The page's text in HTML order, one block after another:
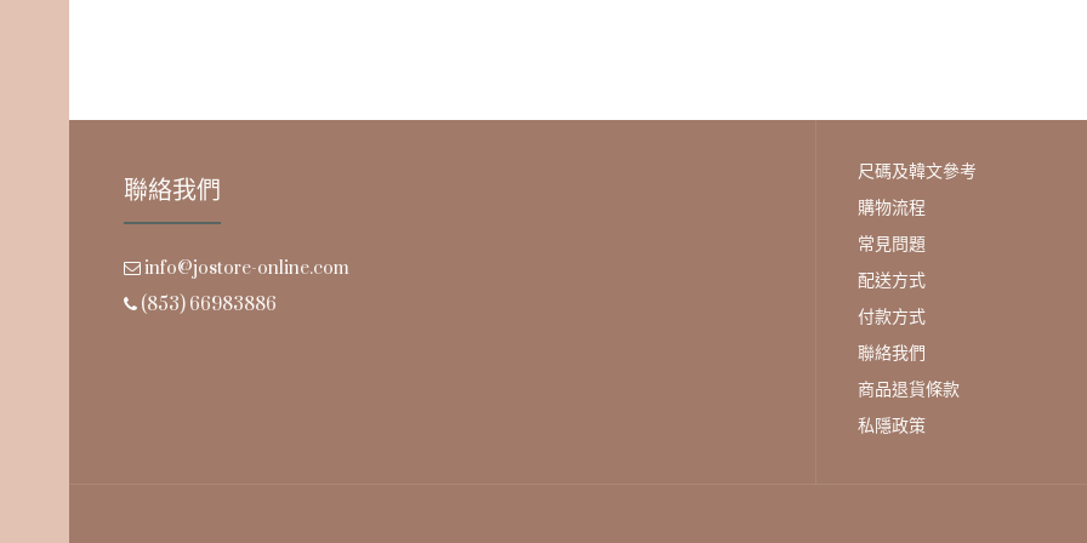
聯絡我們
info@jostore-online.com
(853) 66983886
尺碼及韓文參考
購物流程
常見問題
配送方式
付款方式
聯絡我們
商品退貨條款
私隱政策